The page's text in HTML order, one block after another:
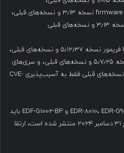
علاوه بر این، سری‌های EDR-810 با فریمور نسخه ۵٫۱۲٫۳۷ و نسخه‌های قبلی،
سری‌های EDR-G902 با فریمور نسخه ۵٫۷٫۲۵ و نسخه‌های قبلی، و سری‌های
TN-4900 با فریمور نسخه ۳٫۱۳ و نسخه‌های قبلی فقط به آسیب‌پذیری CVE-
کاربران سری‌های EDR-8010، EDR-G9004، EDR-G9010 و EDF-G1002-BP باید
به نسخه فریمور ۳٫۱۴ که در تاریخ ۳۱ دسامبر ۲۰۲۴ منتشر شده است، ارتقا